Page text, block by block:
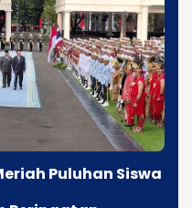
Puluhan Siswa